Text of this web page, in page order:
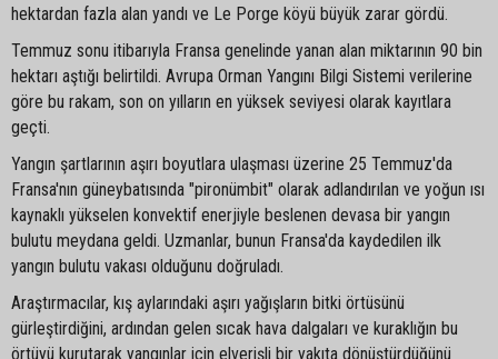
hektardan fazla alan yandı ve Le Porge köyü büyük zarar gördü.
Temmuz sonu itibarıyla Fransa genelinde yanan alan miktarının 90 bin
hektarı aştığı belirtildi. Avrupa Orman Yangını Bilgi Sistemi verilerine
göre bu rakam, son on yılların en yüksek seviyesi olarak kayıtlara
geçti.
Yangın şartlarının aşırı boyutlara ulaşması üzerine 25 Temmuz'da
Fransa'nın güneybatısında "pironümbit" olarak adlandırılan ve yoğun ısı
kaynaklı yükselen konvektif enerjiyle beslenen devasa bir yangın
bulutu meydana geldi. Uzmanlar, bunun Fransa'da kaydedilen ilk
yangın bulutu vakası olduğunu doğruladı.
Araştırmacılar, kış aylarındaki aşırı yağışların bitki örtüsünü
gürleştirdiğini, ardından gelen sıcak hava dalgaları ve kuraklığın bu
örtüyü kurutarak yangınlar için elverişli bir yakıta dönüştürdüğünü